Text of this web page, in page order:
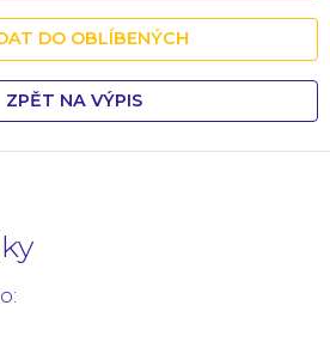
DO OBLÍBENÝCH
ZPĚT NA VÝPIS